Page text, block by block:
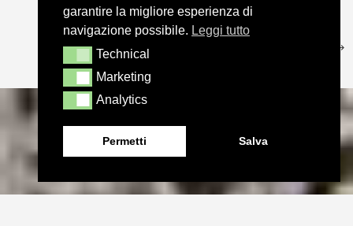
garantire la migliore esperienza di
navigazione possibile. Leggi tutto
TechnicalTechnical
MarketingMarketing
AnalyticsAnalytics
Permetti Salva